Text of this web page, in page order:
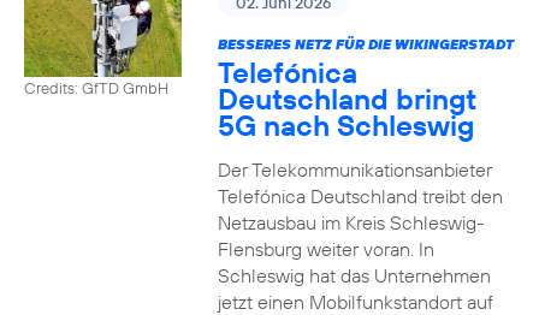
Credits: GfTD GmbH
BESSERES NETZ FÜR DIE WIKINGERSTADT
Telefónica
Deutschland bringt
5G nach Schleswig
Der Telekommunikationsanbieter
Telefónica Deutschland treibt den
Netzausbau im Kreis Schleswig-
Flensburg weiter voran. In
Schleswig hat das Unternehmen
jetzt einen Mobilfunkstandort auf